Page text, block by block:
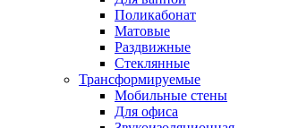
Поликабонат
Матовые
Раздвижные
Стеклянные
Трансформируемые
Мобильные стены
Для офиса